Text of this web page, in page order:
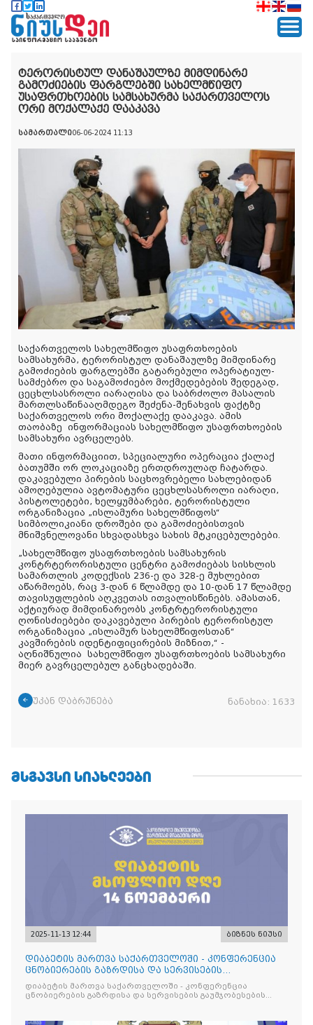
ტერორისტულ დანაშაულზე მიმდინარე
გამოძიების ფარგლებში სახელმწიფო
უსაფრთხოების სამსახურმა საქართველოს
ორი მოქალაქე დააკავა
სამართალი06-06-2024 11:13
საქართველოს სახელმწიფო უსაფრთხოების
სამსახურმა, ტერორისტულ დანაშაულზე მიმდინარე
გამოძიების ფარგლებში გატარებული ოპერატიულ-
სამძებრო და საგამოძიებო მოქმედებების შედეგად,
ცეცხლსასროლი იარაღისა და საბრძოლო მასალის
მართლსაწინააღმდეგო შეძენა-შენახვის ფაქტზე
საქართველოს ორი მოქალაქე დააკავა. ამის
თაობაზე ინფორმაციას სახელმწიფო უსაფრთხოების
სამსახური ავრცელებს.
მათი ინფორმაციით, სპეციალური ოპერაცია ქალაქ
ბათუმში ორ ლოკაციაზე ერთდროულად ჩატარდა.
დაკავებული პირების საცხოვრებელი სახლებიდან
ამოღებულია ავტომატური ცეცხლსასროლი იარაღი,
პისტოლეტები, ხელყუმბარები, ტერორისტული
ორგანიზაცია „ისლამური სახელმწიფოს“
სიმბოლიკიანი დროშები და გამოძიებისთვის
მნიშვნელოვანი სხვადასხვა სახის მტკიცებულებები.
„სახელმწიფო უსაფრთხოების სამსახურის
კონტრტერორისტული ცენტრი გამოძიებას სისხლის
სამართლის კოდექსის 236-ე და 328-ე მუხლებით
აწარმოებს, რაც 3-დან 6 წლამდე და 10-დან 17 წლამდე
თავისუფლების აღკვეთას ითვალისწინებს. ამასთან,
აქტიურად მიმდინარეობს კონტრტერორისტული
ღონისძიებები დაკავებული პირების ტერორისტულ
ორგანიზაცია „ისლამურ სახელმწიფოსთან“
კავშირების იდენტიფიცირების მიზნით,“ -
აღნიშნულია სახელმწიფო უსაფრთხოების სამსახური
მიერ გავრცელებულ განცხადებაში.
უკან დაბრუნება ნანახია: 1633
ᲛᲡᲒᲐᲕᲡᲘ ᲡᲘᲐᲮᲚᲔᲔᲑᲘ
2025-11-13 12:44 ბიზნეს ნიუსი
დიაბეტის მართვა საქართველოში - კონფერენცია
ცნობიერების გაზრდისა და სერვისების
გაუმჯობესების მიზნით
დიაბეტის მართვა საქართველოში - კონფერენცია
ცნობიერების გაზრდისა და სერვისების გაუმჯობესების